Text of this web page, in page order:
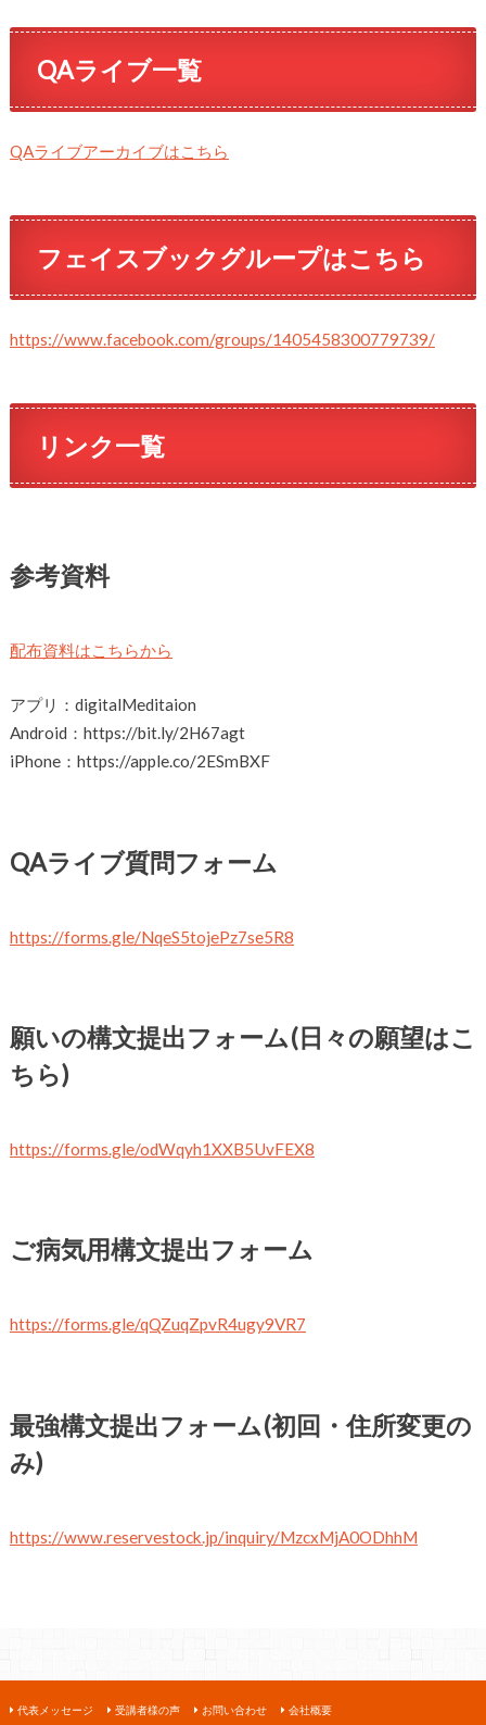
QAライブ一覧
QAライブアーカイブはこちら
フェイスブックグループはこちら
https://www.facebook.com/groups/1405458300779739/
リンク一覧
参考資料
配布資料はこちらから
アプリ：digitalMeditaion
Android：https://bit.ly/2H67agt
iPhone：https://apple.co/2ESmBXF
QAライブ質問フォーム
https://forms.gle/NqeS5tojePz7se5R8
願いの構文提出フォーム(日々の願望はこ
ちら)
https://forms.gle/odWqyh1XXB5UvFEX8
ご病気用構文提出フォーム
https://forms.gle/qQZuqZpvR4ugy9VR7
最強構文提出フォーム(初回・住所変更の
み)
https://www.reservestock.jp/inquiry/MzcxMjA0ODhhM
代表メッセージ 受講者様の声 お問い合わせ 会社概要